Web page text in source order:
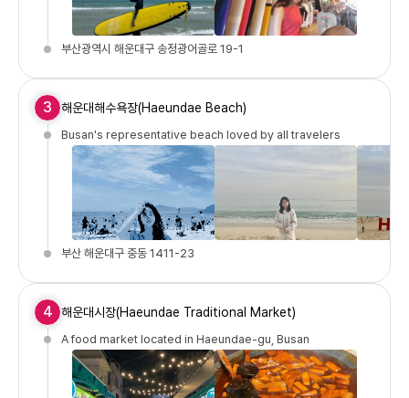
부산광역시 해운대구 송정광어골로 19-1
3 해운대해수욕장(Haeundae Beach)
Busan's representative beach loved by all travelers
부산 해운대구 중동 1411-23
4 해운대시장(Haeundae Traditional Market)
A food market located in Haeundae-gu, Busan